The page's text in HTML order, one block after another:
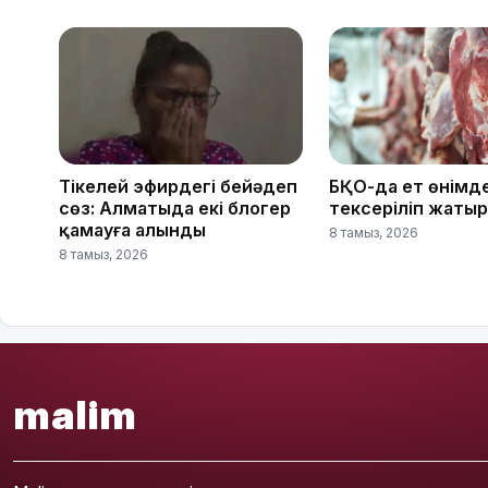
Тікелей эфирдегі бейәдеп
сөз: Алматыда екі блогер
қамауға алынды
8 тамыз, 2026
БҚО-да ет
тексеріліп жатыр
8 тамыз, 2026
malim